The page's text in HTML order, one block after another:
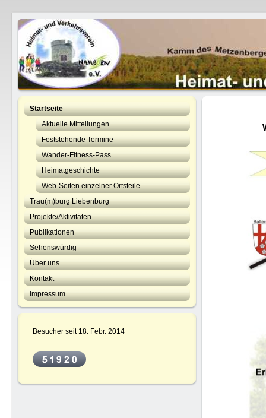
Startseite
Aktuelle Mitteilungen
Feststehende Termine
Wander-Fitness-Pass
Heimatgeschichte
Web-Seiten einzelner Ortsteile
Trau(m)burg Liebenburg
Projekte/Aktivitäten
Publikationen
Sehenswürdig
Über uns
Kontakt
Impressum
Besucher seit 18. Febr. 2014